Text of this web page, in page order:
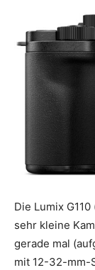
Die Lumix
sehr kleine
gerade mal
mit 12-32-mm-